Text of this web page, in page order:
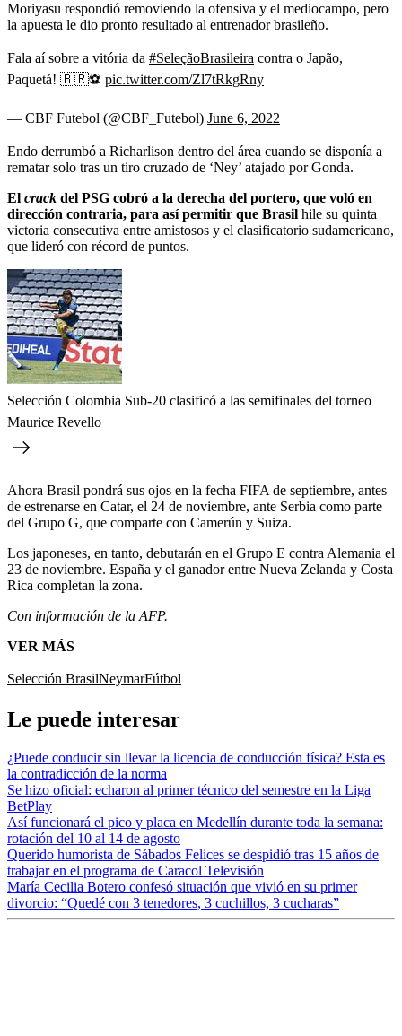
Moriyasu respondió removiendo la ofensiva y el mediocampo, pero
la apuesta le dio pronto resultado al entrenador brasileño.
Fala aí sobre a vitória da #SeleçãoBrasileira contra o Japão,
Paquetá! 🇧🇷⚽ pic.twitter.com/Zl7tRkgRny
— CBF Futebol (@CBF_Futebol) June 6, 2022
Endo derrumbó a Richarlison dentro del área cuando se disponía a
rematar solo tras un tiro cruzado de ‘Ney’ atajado por Gonda.
El crack del PSG cobró a la derecha del portero, que voló en
dirección contraria, para así permitir que Brasil hile su quinta
victoria consecutiva entre amistosos y el clasificatorio sudamericano,
que lideró con récord de puntos.
Selección Colombia Sub-20 clasificó a las semifinales del torneo
Maurice Revello
Ahora Brasil pondrá sus ojos en la fecha FIFA de septiembre, antes
de estrenarse en Catar, el 24 de noviembre, ante Serbia como parte
del Grupo G, que comparte con Camerún y Suiza.
Los japoneses, en tanto, debutarán en el Grupo E contra Alemania el
23 de noviembre. España y el ganador entre Nueva Zelanda y Costa
Rica completan la zona.
Con información de la AFP.
VER MÁS
Selección BrasilNeymarFútbol
Le puede interesar
¿Puede conducir sin llevar la licencia de conducción física? Esta es
la contradicción de la norma
Se hizo oficial: echaron al primer técnico del semestre en la Liga
BetPlay
Así funcionará el pico y placa en Medellín durante toda la semana:
rotación del 10 al 14 de agosto
Querido humorista de Sábados Felices se despidió tras 15 años de
trabajar en el programa de Caracol Televisión
María Cecilia Botero confesó situación que vivió en su primer
divorcio: “Quedé con 3 tenedores, 3 cuchillos, 3 cucharas”